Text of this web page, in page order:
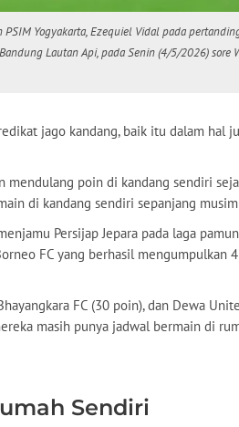
Yogyakarta, Ezequiel Vidal pada
Lautan Api, pada Senin (4/5/2026) sore
jago kandang, baik itu dalam hal
mendulang poin di kandang sendiri
di kandang sendiri sepanjang
Persijap Jepara pada laga
FC yang berhasil mengumpulkan
FC (30 poin), dan Dewa
masih punya jadwal bermain di
Sendiri